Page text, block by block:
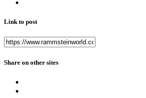
Link to post
Share on other sites